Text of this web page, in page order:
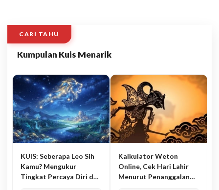
CARI TAHU
Kumpulan Kuis Menarik
KUIS: Seberapa Leo Sih
Kamu? Mengukur
Tingkat Percaya Diri dan
Kalkulator Weton
Online, Cek Hari Lahir
Menurut Penanggalan